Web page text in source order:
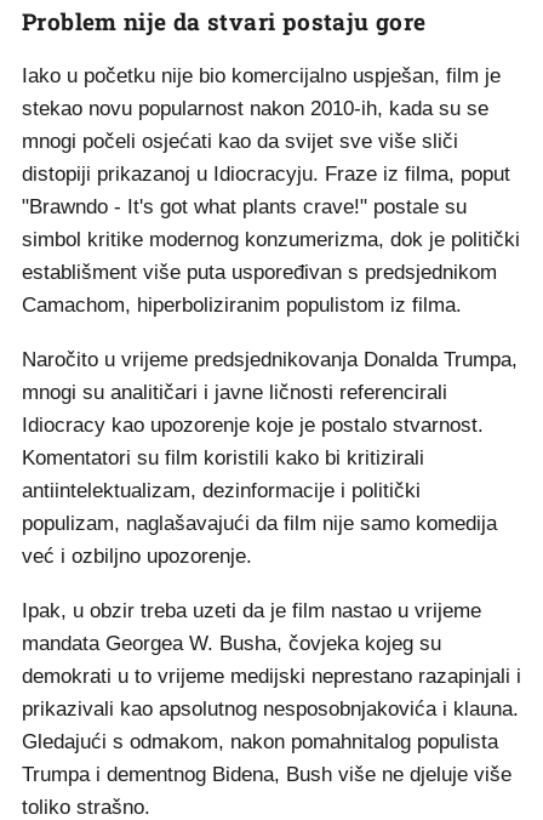
Problem nije da stvari postaju gore
Iako u početku nije bio komercijalno uspješan, film je
stekao novu popularnost nakon 2010-ih, kada su se
mnogi počeli osjećati kao da svijet sve više sliči
distopiji prikazanoj u Idiocracyju. Fraze iz filma, poput
"Brawndo - It's got what plants crave!" postale su
simbol kritike modernog konzumerizma, dok je politički
establišment više puta uspoređivan s predsjednikom
Camachom, hiperboliziranim populistom iz filma.
Naročito u vrijeme predsjednikovanja Donalda Trumpa,
mnogi su analitičari i javne ličnosti referencirali
Idiocracy kao upozorenje koje je postalo stvarnost.
Komentatori su film koristili kako bi kritizirali
antiintelektualizam, dezinformacije i politički
populizam, naglašavajući da film nije samo komedija
već i ozbiljno upozorenje.
Ipak, u obzir treba uzeti da je film nastao u vrijeme
mandata Georgea W. Busha, čovjeka kojeg su
demokrati u to vrijeme medijski neprestano razapinjali i
prikazivali kao apsolutnog nesposobnjakovića i klauna.
Gledajući s odmakom, nakon pomahnitalog populista
Trumpa i dementnog Bidena, Bush više ne djeluje više
toliko strašno.